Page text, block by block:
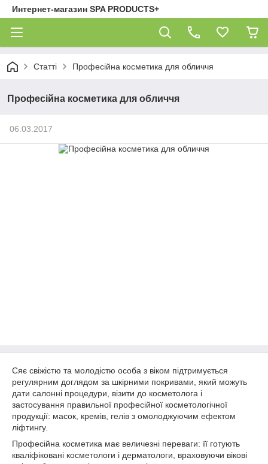
Интернет-магазин SPA PRODUCTS+
Статті Професійна косметика для обличчя
Професійна косметика для обличчя
06.03.2017
Сяє свіжістю та молодістю особа з віком підтримується
регулярним доглядом за шкірними покривами, який можуть
дати салонні процедури, візити до косметолога і
застосування правильної професійної косметологічної
продукції: масок, кремів, гелів з омолоджуючим ефектом
ліфтингу.
Професійна косметика має величезні переваги: її готують
кваліфіковані косметологи і дерматологи, враховуючи вікові